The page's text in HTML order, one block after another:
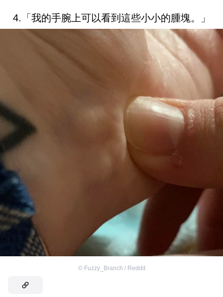
4.「我的手腕上可以看到這些小小的腫塊。」
© Fuzzy_Branch / Reddit